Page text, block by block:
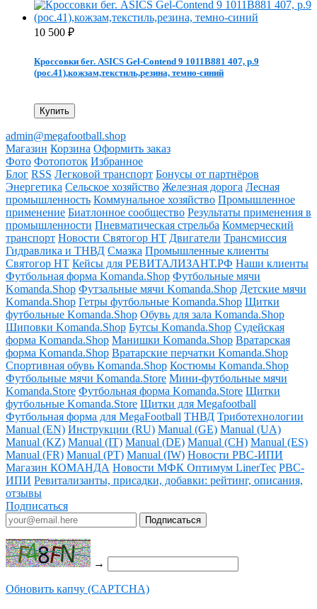
10 500 ₽
Кроссовки бег. ASICS Gel-Contend 9 1011B881 407, р.9
(рос.41),кожзам,текстиль,резина, темно-синий
Купить
admin@megafootball.shop
Магазин Корзина Оформить заказ
Фото Фотопоток Избранное
Блог RSS Легковой транспорт Бонусы от партнёров
Энергетика Сельское хозяйство Железная дорога Лесная
промышленность Коммунальное хозяйство Промышленное
применение Биатлонное сообщество Результаты применения в
промышленности Пневматическая стрельба Коммерческий
транспорт Новости Святогор НТ Двигатели Трансмиссия
Гидравлика и ТНВД Смазка Промышленные клиенты
Святогор НТ Кейсы для РЕВИТАЛИЗАНТ.РФ Наши клиенты
Футбольная форма Komanda.Shop Футбольные мячи
Komanda.Shop Футзальные мячи Komanda.Shop Детские мячи
Komanda.Shop Гетры футбольные Komanda.Shop Щитки
футбольные Komanda.Shop Обувь для зала Komanda.Shop
Шиповки Komanda.Shop Бутсы Komanda.Shop Судейская
форма Komanda.Shop Манишки Komanda.Shop Вратарская
форма Komanda.Shop Вратарские перчатки Komanda.Shop
Спортивная обувь Komanda.Shop Костюмы Komanda.Shop
Футбольные мячи Komanda.Store Мини-футбольные мячи
Komanda.Store Футбольная форма Komanda.Store Щитки
футбольные Komanda.Store Щитки для Megafootball
Футбольная форма для MegaFootball ТНВД Триботехнологии
Manual (EN) Инструкции (RU) Manual (GE) Manual (UA)
Manual (KZ) Manual (IT) Manual (DE) Manual (CH) Manual (ES)
Manual (FR) Manual (PT) Manual (IW) Новости РВС-ИПИ
Магазин КОМАНДА Новости МФК Оптимум LinerTec РВС-
ИПИ Ревитализанты, присадки, добавки: рейтинг, описания,
отзывы
Подписаться
→
Обновить капчу (CAPTCHA)